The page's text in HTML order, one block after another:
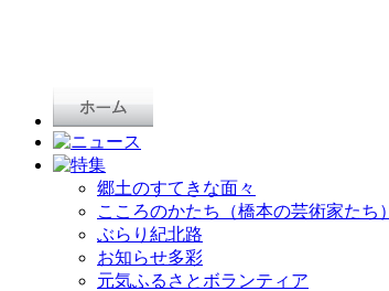
郷土のすてきな面々
こころのかたち（橋本の芸術家たち）
ぶらり紀北路
お知らせ多彩
元気ふるさとボランティア